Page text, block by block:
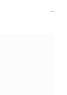
…